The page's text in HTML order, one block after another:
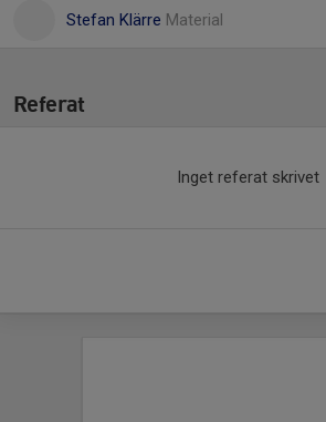
Stefan Klärre Material
Referat
Inget referat skrivet